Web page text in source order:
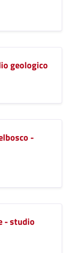
geologico
-
- studio